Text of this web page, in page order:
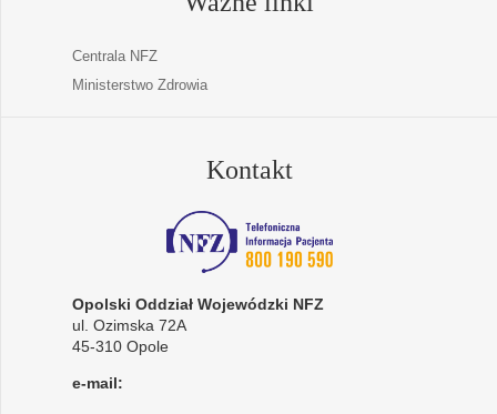
Centrala NFZ
Ministerstwo Zdrowia
Kontakt
Opolski Oddział Wojewódzki NFZ
ul. Ozimska 72A
45-310 Opole
e-mail: